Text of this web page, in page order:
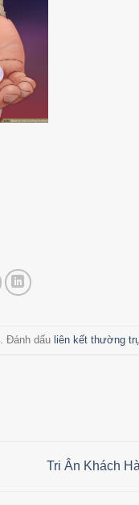
. Đánh dấu liên kết thường
Tri Ân Khách